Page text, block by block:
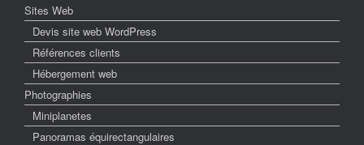
Sites Web
Devis site web WordPress
Références clients
Hébergement web
Photographies
Miniplanetes
Panoramas équirectangulaires